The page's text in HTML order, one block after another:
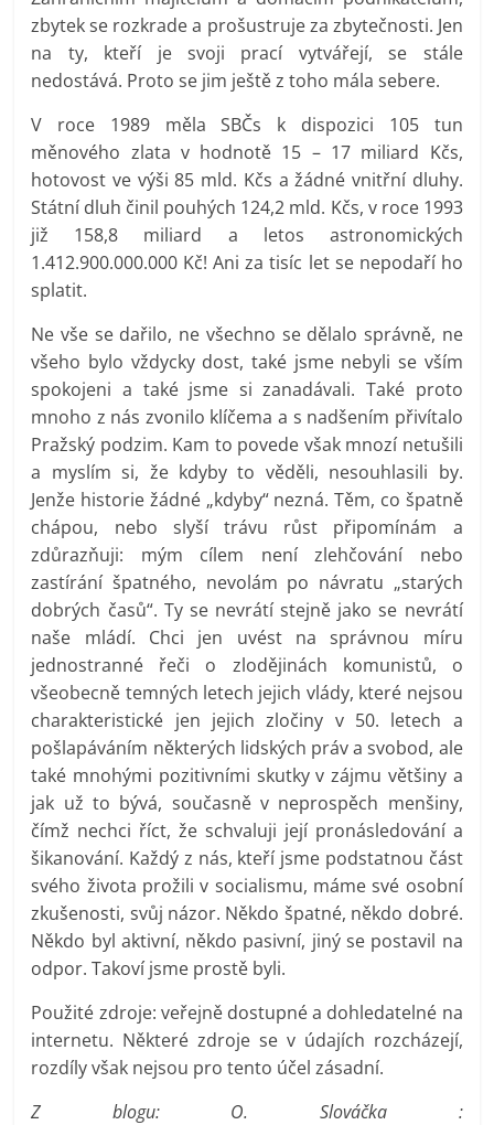
zbytek se rozkrade a prošustruje za zbytečnosti. Jen
na ty, kteří je svoji prací vytvářejí, se stále
nedostává. Proto se jim ještě z toho mála sebere.
V roce 1989 měla SBČs k dispozici 105 tun
měnového zlata v hodnotě 15 – 17 miliard Kčs,
hotovost ve výši 85 mld. Kčs a žádné vnitřní dluhy.
Státní dluh činil pouhých 124,2 mld. Kčs, v roce 1993
již 158,8 miliard a letos astronomických
1.412.900.000.000 Kč! Ani za tisíc let se nepodaří ho
splatit.
Ne vše se dařilo, ne všechno se dělalo správně, ne
všeho bylo vždycky dost, také jsme nebyli se vším
spokojeni a také jsme si zanadávali. Také proto
mnoho z nás zvonilo klíčema a s nadšením přivítalo
Pražský podzim. Kam to povede však mnozí netušili
a myslím si, že kdyby to věděli, nesouhlasili by.
Jenže historie žádné „kdyby“ nezná. Těm, co špatně
chápou, nebo slyší trávu růst připomínám a
zdůrazňuji: mým cílem není zlehčování nebo
zastírání špatného, nevolám po návratu „starých
dobrých časů“. Ty se nevrátí stejně jako se nevrátí
naše mládí. Chci jen uvést na správnou míru
jednostranné řeči o zlodějinách komunistů, o
všeobecně temných letech jejich vlády, které nejsou
charakteristické jen jejich zločiny v 50. letech a
pošlapáváním některých lidských práv a svobod, ale
také mnohými pozitivními skutky v zájmu většiny a
jak už to bývá, současně v neprospěch menšiny,
čímž nechci říct, že schvaluji její pronásledování a
šikanování. Každý z nás, kteří jsme podstatnou část
svého života prožili v socialismu, máme své osobní
zkušenosti, svůj názor. Někdo špatné, někdo dobré.
Někdo byl aktivní, někdo pasivní, jiný se postavil na
odpor. Takoví jsme prostě byli.
Použité zdroje: veřejně dostupné a dohledatelné na
internetu. Některé zdroje se v údajích rozcházejí,
rozdíly však nejsou pro tento účel zásadní.
Z blogu: O. Slováčka :